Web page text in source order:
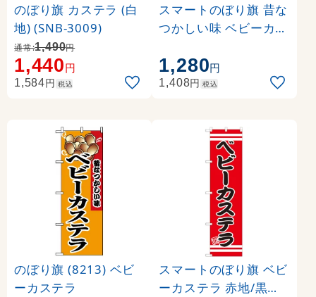
のぼり旗 カステラ (白
地) (SNB-3009)
通常:1,490円
1,440円
1,584円 税込
スマートのぼり旗 昔な
つかしい味 ベビーカス
1,280円
1,408円 税込
のぼり旗 (8213) ベビ
ーカステラ
スマートのぼり旗 ベビ
ーカステラ 赤地/黒文